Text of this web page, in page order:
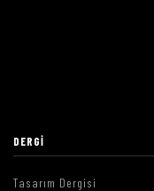
DERGI
Tasarım Dergisi